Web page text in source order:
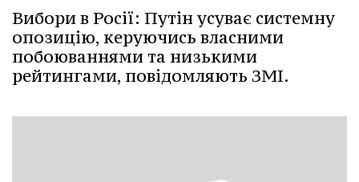
Вибори в Росії: Путін усуває системну
опозицію, керуючись власними
побоюваннями та низькими
рейтингами, повідомляють ЗМІ.